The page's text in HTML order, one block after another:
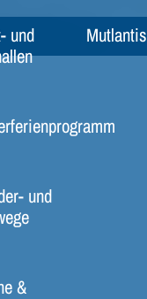
und
Mutlantis
und
&